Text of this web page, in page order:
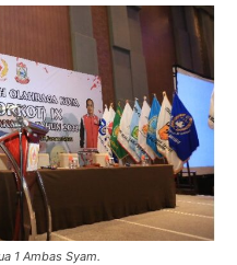
1 Ambas Syam.